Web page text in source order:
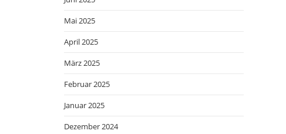
Mai 2025
April 2025
März 2025
Februar 2025
Januar 2025
Dezember 2024